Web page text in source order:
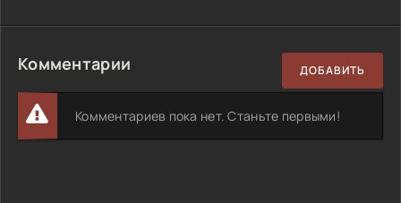
Комментарии ДОБАВИТЬ
Комментариев пока нет. Станьте первыми!